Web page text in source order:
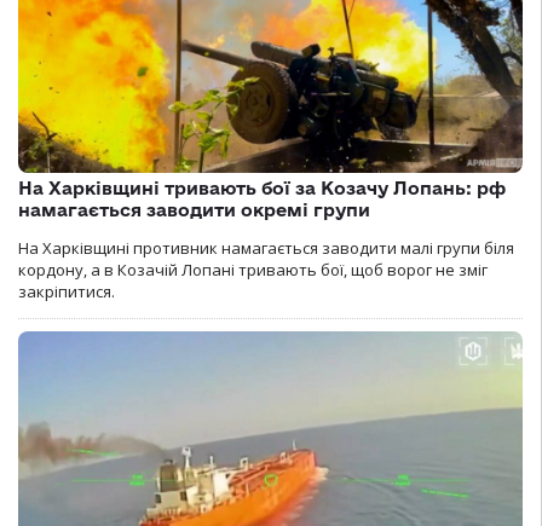
На Харківщині тривають бої за Козачу Лопань: рф
намагається заводити окремі групи
На Харківщині противник намагається заводити малі групи біля
кордону, а в Козачій Лопані тривають бої, щоб ворог не зміг
закріпитися.